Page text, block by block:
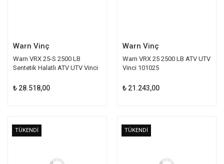
Warn Vinç
Warn VRX 25-S 2500 LB
Sentetik Halatlı ATV UTV Vinci
₺ 28.518,00
Warn Vinç
Warn VRX 25 2500 LB ATV UTV
Vinci 101025
₺ 21.243,00
TÜKENDİ TÜKENDİ